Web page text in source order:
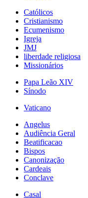
Católicos
Cristianismo
Ecumenismo
Igreja
JMJ
liberdade religiosa
Missionários
Papa Leão XIV
Sínodo
Vaticano
Angelus
Audiência Geral
Beatificacao
Bispos
Canonização
Cardeais
Conclave
Casal